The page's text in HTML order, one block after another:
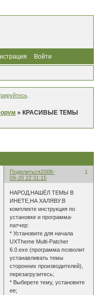
Войти
.
»КРАСИВЫЕ ТЕМЫ
Поделиться 1
2008-
09-20 22:31:15
НАРОД,НАШЁЛ ТЕМЫ В
ИНЕТЕ,НА ХАЛЯВУ.В
комплекте инструкция по
установке и программа-
патчер:
* Установите для начала
UXTheme Multi-Patcher
6.0.exe (программа позволит
устанавливать темы
сторонних производителей),
перезагрузитесь;
* Выберете тему, установите
ее;